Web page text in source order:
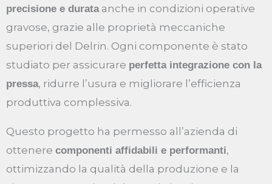
precisione e durataanche in condizioni operative
gravose, grazie alle proprietà meccaniche
superiori del Delrin. Ogni componente è stato
studiato per assicurare perfetta integrazione con la
pressa, ridurre l’usura e migliorare l’efficienza
produttiva complessiva.
Questo progetto ha permesso all’azienda di
ottenere componenti affidabili e performanti,
ottimizzando la qualità della produzione e la